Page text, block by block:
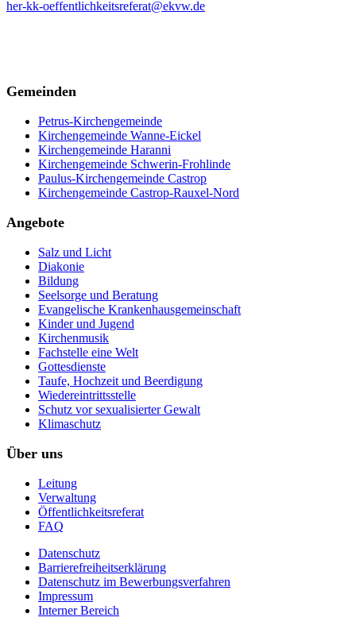
her-kk-oeffentlichkeitsreferat@ekvw.de
Gemeinden
Petrus-Kirchengemeinde
Kirchengemeinde Wanne-Eickel
Kirchengemeinde Haranni
Kirchengemeinde Schwerin-Frohlinde
Paulus-Kirchengemeinde Castrop
Kirchengemeinde Castrop-Rauxel-Nord
Angebote
Salz und Licht
Diakonie
Bildung
Seelsorge und Beratung
Evangelische Krankenhausgemeinschaft
Kinder und Jugend
Kirchenmusik
Fachstelle eine Welt
Gottesdienste
Taufe, Hochzeit und Beerdigung
Wiedereintrittsstelle
Schutz vor sexualisierter Gewalt
Klimaschutz
Über uns
Leitung
Verwaltung
Öffentlichkeitsreferat
FAQ
Datenschutz
Barrierefreiheitserklärung
Datenschutz im Bewerbungsverfahren
Impressum
Interner Bereich